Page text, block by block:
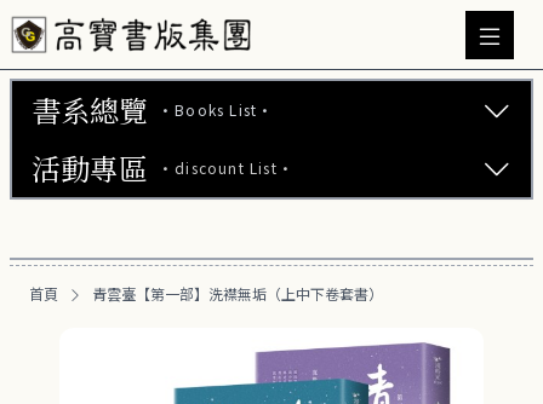
書系總覽 ·Books List·
文學小說 (737)
活動專區 ·discount List·
【2本7折】高寶小說系列全圖鑑書展
【2套7折】高寶小說系列全圖鑑書展
首頁 青雲臺【第一部】洗襟無垢（上中下卷套書）